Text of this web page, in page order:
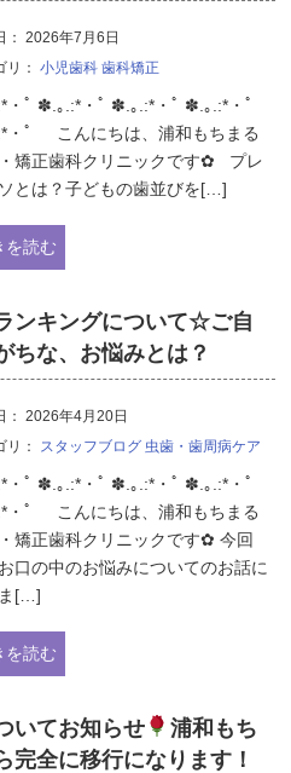
： 2026年7月6日
リ： 小児歯科 歯科矯正
・ﾟ ✽.｡.:*・ﾟ ✽.｡.:*・ﾟ ✽.｡.:*・ﾟ
・ﾟ こんにちは、浦和もちまる
矯正歯科クリニックです✿ プレ
とは？子どもの歯並びを[…]
を読む
ンキングについて☆ご自
ちな、お悩みとは？
： 2026年4月20日
リ：
スタッフブログ 虫歯・歯周病ケア
・ﾟ ✽.｡.:*・ﾟ ✽.｡.:*・ﾟ ✽.｡.:*・ﾟ
・ﾟ こんにちは、浦和もちまる
矯正歯科クリニックです✿ 今回
口の中のお悩みについてのお話に
[…]
を読む
いてお知らせ
浦和もち
完全に移行になります！